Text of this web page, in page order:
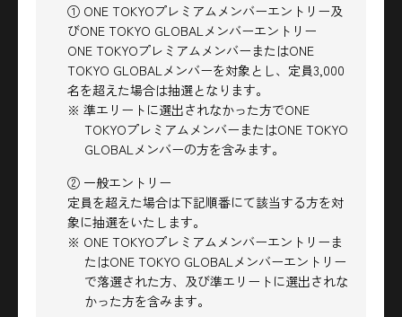
① ONE TOKYOプレミアムメンバーエントリー及
びONE TOKYO GLOBALメンバーエントリー
ONE TOKYOプレミアムメンバーまたはONE
TOKYO GLOBALメンバーを対象とし、定員3,000
名を超えた場合は抽選となります。
※ 準エリートに選出されなかった方でONE
TOKYOプレミアムメンバーまたはONE TOKYO
GLOBALメンバーの方を含みます。
② 一般エントリー
定員を超えた場合は下記順番にて該当する方を対
象に抽選をいたします。
※ ONE TOKYOプレミアムメンバーエントリーま
たはONE TOKYO GLOBALメンバーエントリー
で落選された方、及び準エリートに選出されな
かった方を含みます。